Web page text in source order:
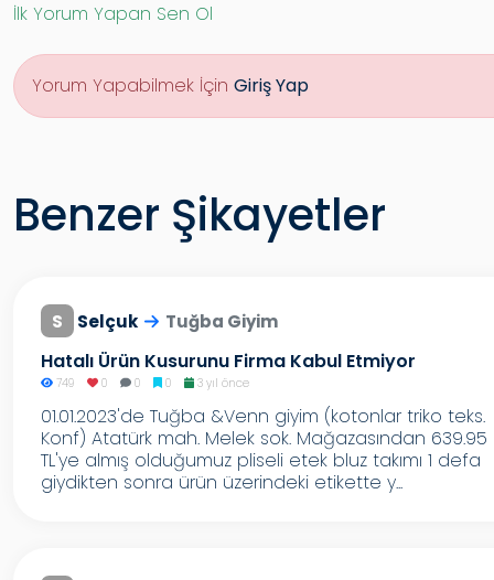
İlk Yorum Yapan Sen Ol
Yorum Yapabilmek İçin Giriş Yap
Benzer Şikayetler
S Selçuk Tuğba Giyim
Hatalı Ürün Kusurunu Firma Kabul Etmiyor
749 0 0 0 3 yıl önce
01.01.2023'de Tuğba &Venn giyim (kotonlar triko teks.
Konf) Atatürk mah. Melek sok. Mağazasından 639.95
TL'ye almış olduğumuz pliseli etek bluz takımı 1 defa
giydikten sonra ürün üzerindeki etikette y...